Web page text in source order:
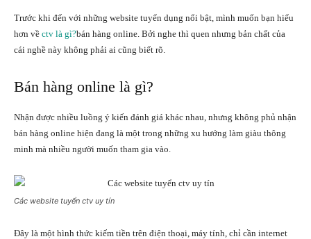
Trước khi đến với những website tuyển dụng nổi bật, mình muốn bạn hiểu
hơn về ctv là gì?bán hàng online. Bởi nghe thì quen nhưng bản chất của
cái nghề này không phải ai cũng biết rõ.
Bán hàng online là gì?
Nhận được nhiều luồng ý kiến đánh giá khác nhau, nhưng không phủ nhận
bán hàng online hiện đang là một trong những xu hướng làm giàu thông
minh mà nhiều người muốn tham gia vào.
Các website tuyển ctv uy tín
Đây là một hình thức kiếm tiền trên điện thoại, máy tính, chỉ cần internet